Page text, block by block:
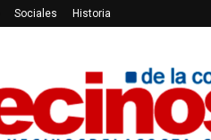
Sociales Historia